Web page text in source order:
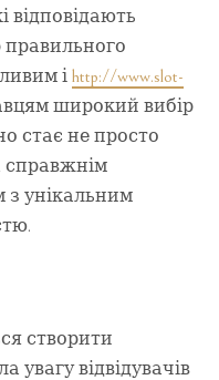
відповідають
правильного
і http://www.slot-
широкий вибір
стає не просто
справжнім
унікальним
створити
увагу відвідувачів